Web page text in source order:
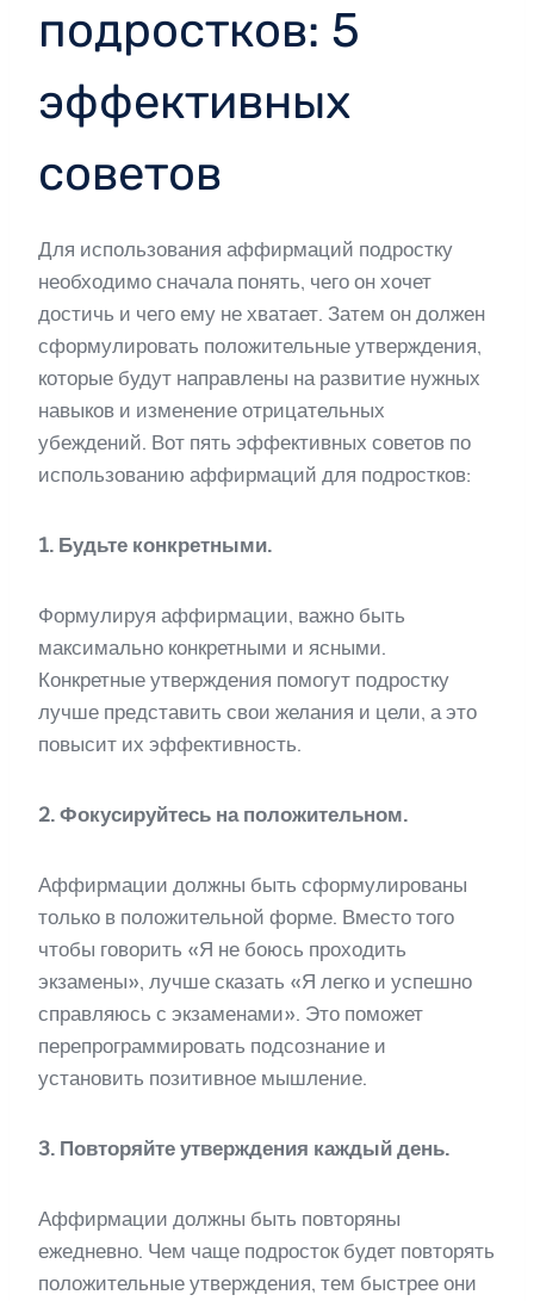
подростков: 5
эффективных
советов
Для использования аффирмаций подростку
необходимо сначала понять, чего он хочет
достичь и чего ему не хватает. Затем он должен
сформулировать положительные утверждения,
которые будут направлены на развитие нужных
навыков и изменение отрицательных
убеждений. Вот пять эффективных советов по
использованию аффирмаций для подростков:
1. Будьте конкретными.
Формулируя аффирмации, важно быть
максимально конкретными и ясными.
Конкретные утверждения помогут подростку
лучше представить свои желания и цели, а это
повысит их эффективность.
2. Фокусируйтесь на положительном.
Аффирмации должны быть сформулированы
только в положительной форме. Вместо того
чтобы говорить «Я не боюсь проходить
экзамены», лучше сказать «Я легко и успешно
справляюсь с экзаменами». Это поможет
перепрограммировать подсознание и
установить позитивное мышление.
3. Повторяйте утверждения каждый день.
Аффирмации должны быть повторяны
ежедневно. Чем чаще подросток будет повторять
положительные утверждения, тем быстрее они